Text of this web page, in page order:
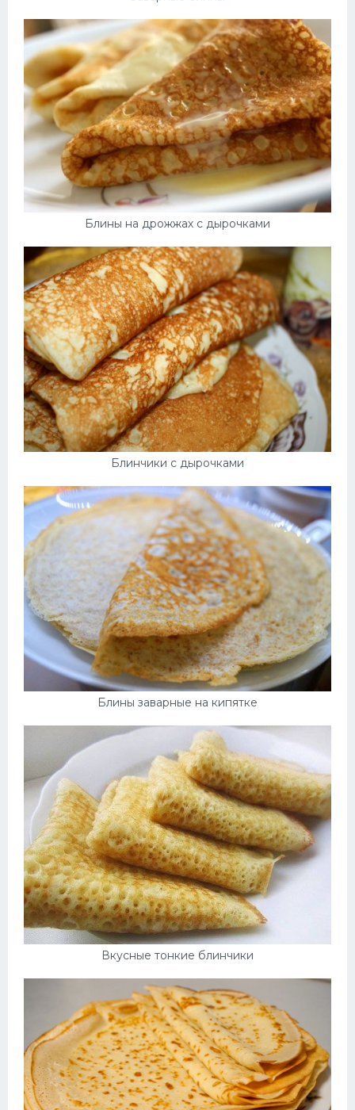
Блины на дрожжах с дырочками
Блинчики с дырочками
Блины заварные на кипятке
Вкусные тонкие блинчики